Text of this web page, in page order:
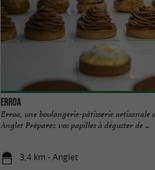
Erroa
Erroa, une boulangerie-pâtisserie artisanale
Anglet Préparez vos papilles à déguster de ...
3,4 km - Anglet